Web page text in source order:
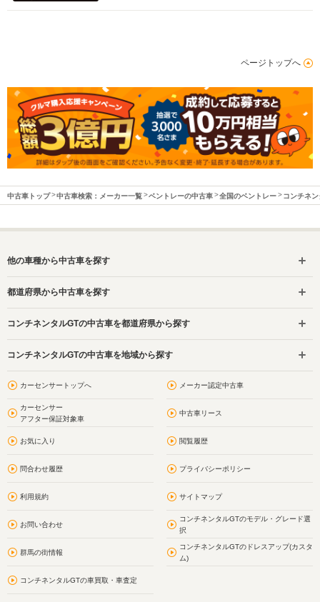
ページトップへ
中古車トップ 中古車検索：メーカー一覧 ベントレーの中古車 全国のベントレー コンチネ
他の車種から中古車を探す
都道府県から中古車を探す
コンチネンタルGTの中古車を都道府県から探す
コンチネンタルGTの中古車を地域から探す
カーセンサートップへ メーカー認定中古車
カーセンサー
アフター保証対象車
中古車リース
お気に入り 閲覧履歴
問合わせ履歴 プライバシーポリシー
利用規約 サイトマップ
お問い合わせ
コンチネンタルGTのモデル・グレード選
択
群馬の街情報
コンチネンタルGTのドレスアップ(カスタ
ム)
コンチネンタルGTの車買取・車査定